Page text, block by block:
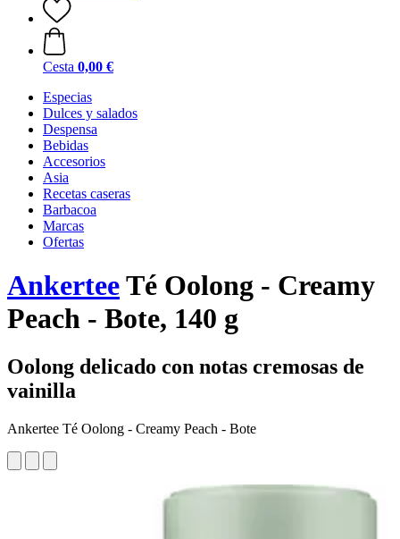
Cesta 0,00 €
Especias
Dulces y salados
Despensa
Bebidas
Accesorios
Asia
Recetas caseras
Barbacoa
Marcas
Ofertas
AnkerteeTé Oolong - Creamy
Peach - Bote, 140 g
Oolong delicado con notas cremosas de
vainilla
Ankertee Té Oolong - Creamy Peach - Bote